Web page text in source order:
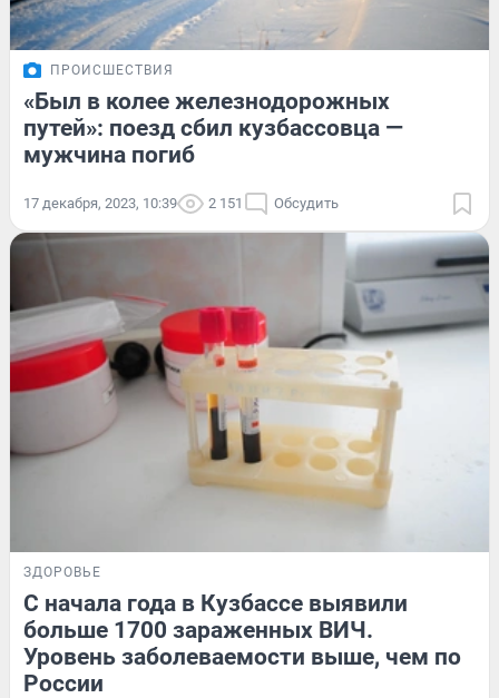
ПРОИСШЕСТВИЯ
«Был в колее железнодорожных
путей»: поезд сбил кузбассовца —
мужчина погиб
17 декабря, 2023, 10:39 2 151 Обсудить
ЗДОРОВЬЕ
С начала года в Кузбассе выявили
больше 1700 зараженных ВИЧ.
Уровень заболеваемости выше, чем по
России